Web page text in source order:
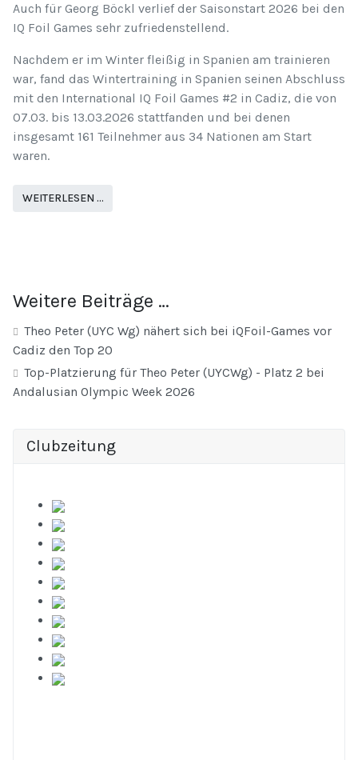
Auch für Georg Böckl verlief der Saisonstart 2026 bei den
IQ Foil Games sehr zufriedenstellend.
Nachdem er im Winter fleißig in Spanien am trainieren
war, fand das Wintertraining in Spanien seinen Abschluss
mit den International IQ Foil Games #2 in Cadiz, die von
07.03. bis 13.03.2026 stattfanden und bei denen
insgesamt 161 Teilnehmer aus 34 Nationen am Start
waren.
WEITERLESEN …
Weitere Beiträge …
Theo Peter (UYC Wg) nähert sich bei iQFoil-Games vor
Cadiz den Top 20
Top-Platzierung für Theo Peter (UYCWg) - Platz 2 bei
Andalusian Olympic Week 2026
Clubzeitung